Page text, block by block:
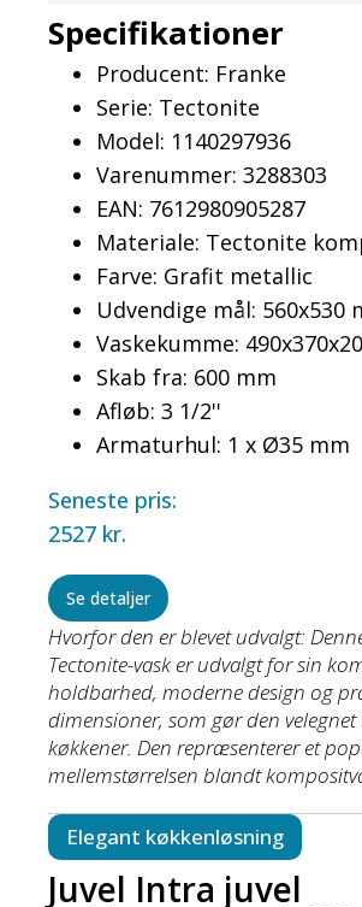
Hvorfor den er blevet udvalgt:
Tectonite-vask er udvalgt for sin
holdbarhed, moderne design og
dimensioner, som gør den
køkkener. Den repræsenterer et
mellemstørrelsen blandt
Specifikationer
Producent: Franke
Serie: Tectonite
Model: 1140297936
Varenummer: 3288303
EAN: 7612980905287
Materiale: Tectonite
Farve: Grafit metallic
Udvendige mål: 560x530
Vaskekumme:
Skab fra: 600 mm
Afløb: 3 1/2''
Armaturhul: 1 x Ø35 mm
Seneste pris:
2527 kr.
Se detaljer
Elegant køkkenløsning
Juvel Intra juvel